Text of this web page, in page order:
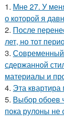
1. Мне 27. У
о которой я
2. После
лет, но тот
3. Современный
сдержанной
материалы и
4. Эта
5. Выбор обоев
пока рулоны не